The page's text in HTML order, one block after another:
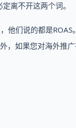
离不开这两个词。
他们说的都是ROAS
，如果您对海外推